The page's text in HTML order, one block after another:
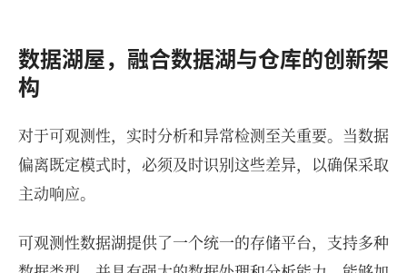
数据湖屋，融合数据湖与仓库的创新架
构
对于可观测性，实时分析和异常检测至关重要。当数据
偏离既定模式时，必须及时识别这些差异，以确保采取
主动响应。
可观测性数据湖提供了一个统一的存储平台，支持多种